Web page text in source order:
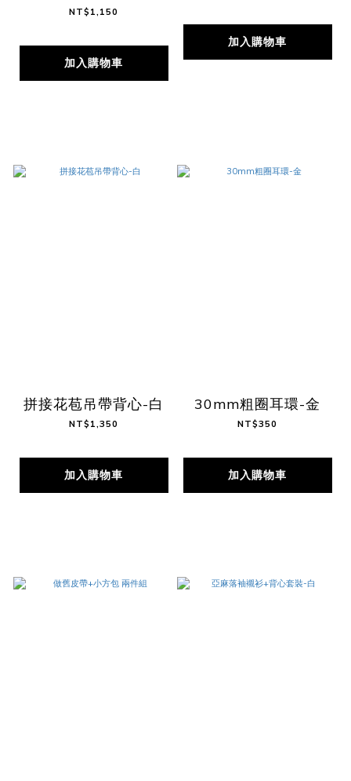
NT$1,150
加入購物車
加入購物車
拼接花苞吊帶背心-白
NT$1,350
加入購物車
30mm粗圈耳環-金
NT$350
加入購物車